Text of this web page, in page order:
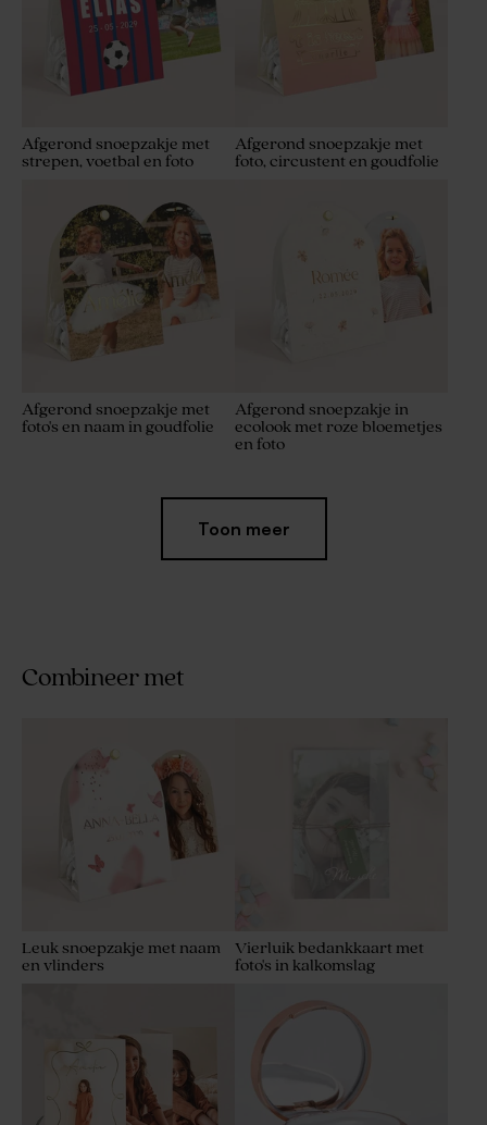
Afgerond snoepzakje met
strepen, voetbal en foto
Afgerond snoepzakje met
foto, circustent en goudfolie
Afgerond snoepzakje met
foto's en naam in goudfolie
Afgerond snoepzakje in
ecolook met roze bloemetjes
en foto
met stolp en foto
Toon meer
Combineer met
Leuk snoepzakje met naam
en vlinders
Vierluik bedankkaart met
foto's in kalkomslag